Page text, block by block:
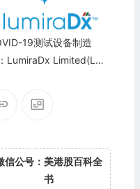
19测试设备制造
LumiraDx Limited(LMD
信公号：美港股百科全
书